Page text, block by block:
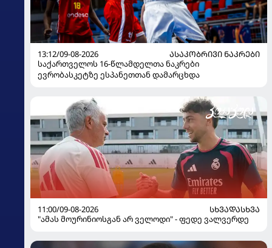
13:12/09-08-2026
ᲐᲡᲐᲙᲝᲑᲠᲘᲕᲘ ᲜᲐᲙᲠᲔᲑᲘ
საქართველოს 16-წლამდელთა ნაკრები
ევრობასკეტზე ესპანეთთან დამარცხდა
11:00/09-08-2026
ᲡᲮᲕᲐᲓᲐᲡᲮᲕᲐ
"ამას მოურინიოსგან არ ველოდი" - ფედე ვალვერდე